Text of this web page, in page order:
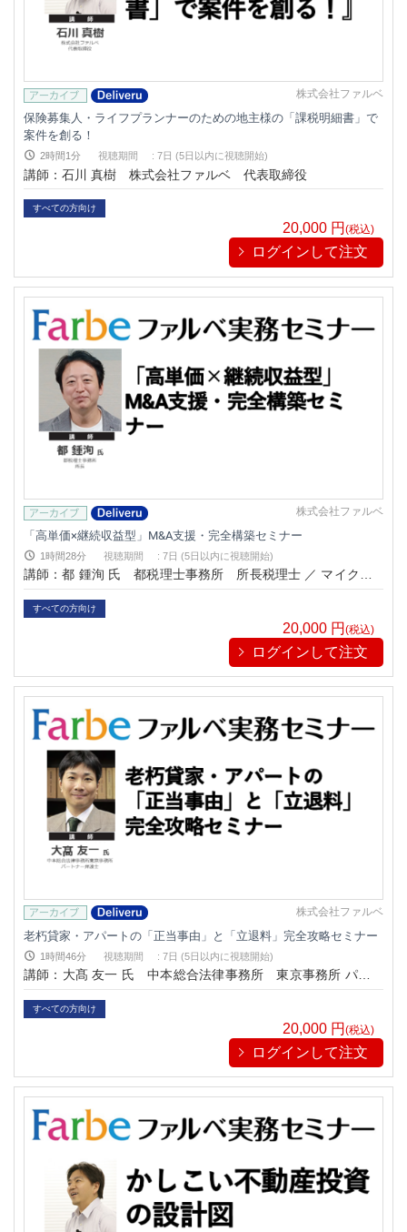
株式会社ファルベ
保険募集人・ライフプランナーのための地主様の「課税明細書」で
案件を創る！
2時間1分 視聴期間 : 7日 (5日以内に視聴開始)
講師：石川 真樹 株式会社ファルベ 代表取締役
すべての方向け
20,000 円(税込)
ログインして注文
株式会社ファルベ
「高単価×継続収益型」M&A支援・完全構築セミナー
1時間28分 視聴期間 : 7日 (5日以内に視聴開始)
講師：都 鍾洵 氏 都税理士事務所 所長税理士 ／ マイクロM
&A士協会 代表
すべての方向け
20,000 円(税込)
ログインして注文
株式会社ファルベ
老朽貸家・アパートの「正当事由」と「立退料」完全攻略セミナー
1時間46分 視聴期間 : 7日 (5日以内に視聴開始)
講師：大髙 友一 氏 中本総合法律事務所 東京事務所 パート
ナー弁護士
すべての方向け
20,000 円(税込)
ログインして注文